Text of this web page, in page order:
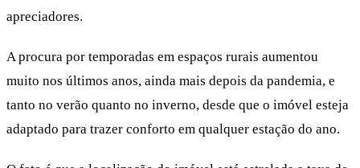
apreciadores.
A procura por temporadas em espaços rurais aumentou
muito nos últimos anos, ainda mais depois da pandemia, e
tanto no verão quanto no inverno, desde que o imóvel esteja
adaptado para trazer conforto em qualquer estação do ano.